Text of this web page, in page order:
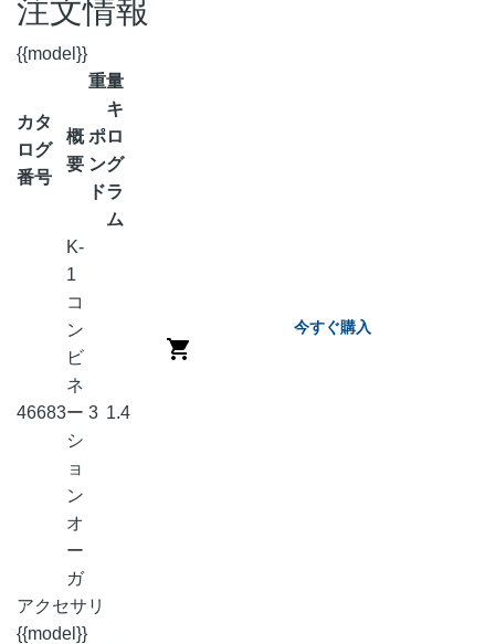
注文情報
{{model}}
カタ
ログ
番号
概
要
重量
ポ
ン
ド
キ
ロ
グ
ラ
ム
46683
K-
1
コ
ン
ビ
ネ
ー
シ
ョ
ン
オ
ー
ガ
3 1.4
今すぐ購入
アクセサリ
{{model}}